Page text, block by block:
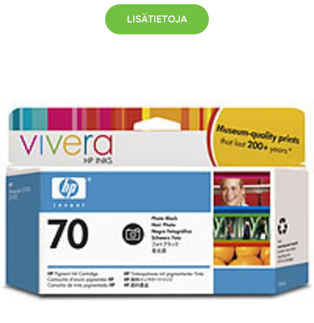
LISÄTIETOJA